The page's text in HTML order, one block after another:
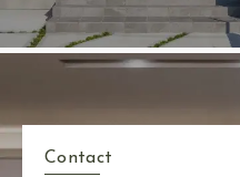
Contact